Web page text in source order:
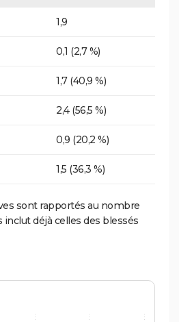
1,9
0,1 (2,7 %)
1,7 (40,9 %)
2,4 (56,5 %)
0,9 (20,2 %)
1,5 (36,3 %)
sont rapportés au nombre
déjà celles des blessés